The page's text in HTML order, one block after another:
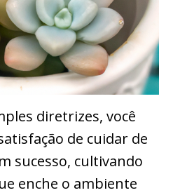
diretrizes, você
de cuidar de
sucesso, cultivando
enche o ambiente